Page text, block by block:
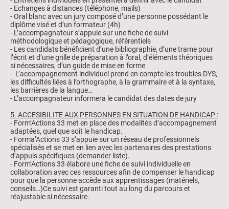
- Echanges à distances (téléphone, mails)
- Oral blanc avec un jury composé d’une personne possédant le
diplôme visé et d’un formateur (4h)
- L’accompagnateur s’appuie sur une fiche de suivi
méthodologique et pédagogique, référentiels
- Les candidats bénéficient d’une bibliographie, d’une trame pour
l’écrit et d’une grille de préparation à l’oral, d’éléments théoriques
si nécessaires, d’un guide de mise en forme
- L’accompagnement individuel prend en compte les troubles DYS,
les difficultés liées à l’orthographe, à la grammaire et à la syntaxe,
les barrières de la langue…
- L’accompagnateur informera le candidat des dates de jury
5. ACCESIBILITE AUX PERSONNES EN SITUATION DE HANDICAP :
- Form’Actions 33 met en place des modalités d’accompagnement
adaptées, quel que soit le handicap.
- Forma’Actions 33 s’appuie sur un réseau de professionnels
spécialisés et se met en lien avec les partenaires des prestations
d’appuis spécifiques (demander liste).
- Form’Actions 33 élabore une fiche de suivi individuelle en
collaboration avec ces ressources afin de compenser le handicap
pour que la personne accède aux apprentissages (matériels,
conseils…)Ce suivi est garanti tout au long du parcours et
réajustable si nécessaire.